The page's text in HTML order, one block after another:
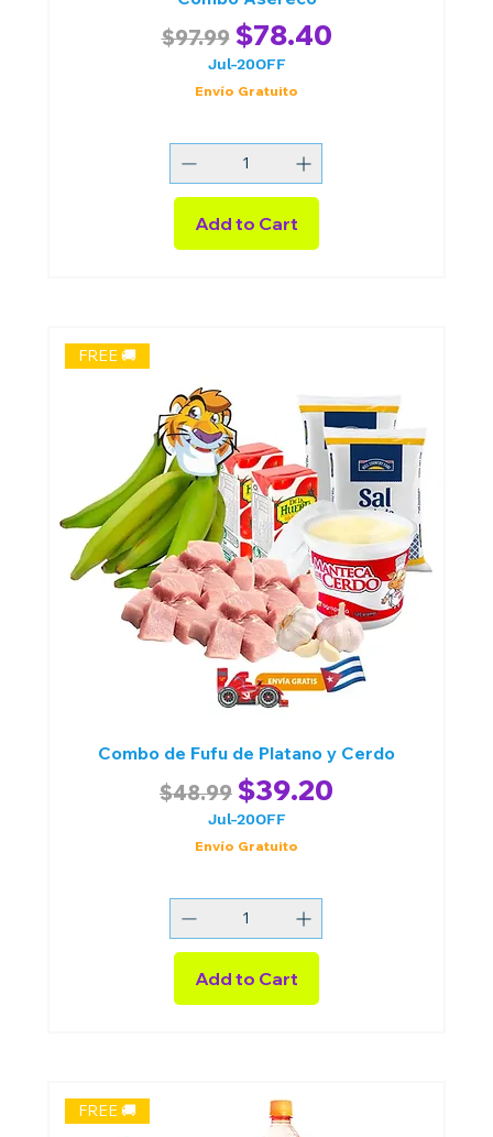
Regular Price
$97.99 Sale Price
$78.40
Jul-20OFF
Envío Gratuito
Add to Cart
FREE 🚚
Combo de Fufu de Platano y Cerdo
Regular Price
$48.99 Sale Price
$39.20
Jul-20OFF
Envío Gratuito
Add to Cart
FREE 🚚